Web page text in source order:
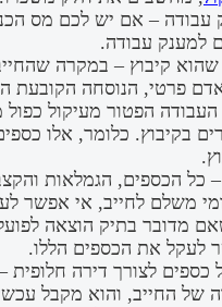
עבודה – אם יש לכם מס
למענק עבודה.
שהוא קיבוץ – במקרה
פרטי, הנוסחה הקובעת
הפטור מעיקול
בקיבוץ. כלומר, אלו
כל הכספים, הגמלאות
משלם לחייב, אי אפשר
מדובר בתיק הוצאה לפועל
לעקל את הכספים הללו.
כספים לצורך דירה
של החייב, והוא מקבל